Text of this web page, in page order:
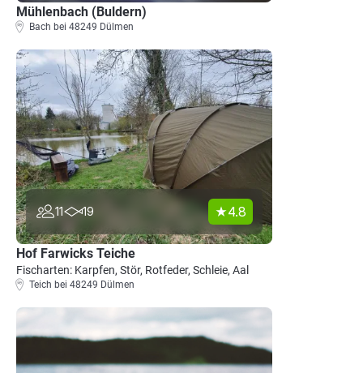
Mühlenbach (Buldern)
Bach bei 48249 Dülmen
11 19 4.8
Hof Farwicks Teiche
Fischarten: Karpfen, Stör, Rotfeder, Schleie, Aal
Teich bei 48249 Dülmen